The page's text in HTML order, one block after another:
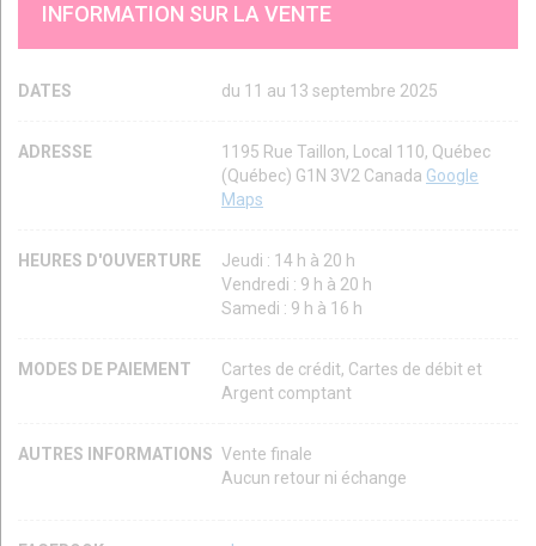
INFORMATION SUR LA VENTE
DATES du 11 au 13 septembre 2025
ADRESSE
1195 Rue Taillon, Local 110, Québec
(Québec) G1N 3V2 Canada Google
Maps
HEURES D'OUVERTURE
Jeudi : 14 h à 20 h
Vendredi : 9 h à 20 h
Samedi : 9 h à 16 h
MODES DE PAIEMENT
Cartes de crédit, Cartes de débit et
Argent comptant
AUTRES INFORMATIONS Vente finale
Aucun retour ni échange